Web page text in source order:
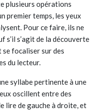
plusieurs opérations
premier temps, les yeux
Pour ce faire, ils ne
s’agit de la découverte
se focaliser sur des
du lecteur.
syllabe pertinente à une
oscillent entre des
lire de gauche à droite, et